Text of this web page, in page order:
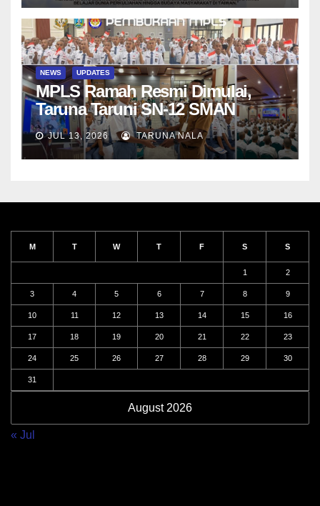
NEWS UPDATES
MPLS Ramah Resmi Dimulai,
Taruna Taruni SN-12 SMAN
Taruna Nala Jawa Timur Siap
Menjalani Tahun Ajaran Baru
JUL 13, 2026 TARUNA NALA
August 2026
M T W T F S S
1 2
3 4 5 6 7 8 9
10 11 12 13 14 15 16
17 18 19 20 21 22 23
24 25 26 27 28 29 30
31
« Jul